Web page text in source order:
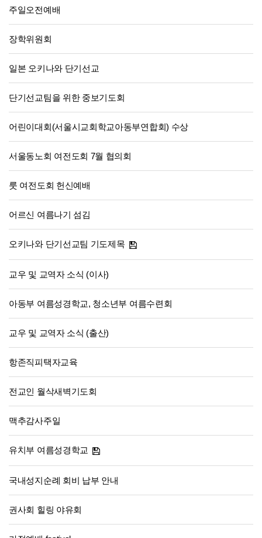
주일오전예배
장학위원회
일본 오키나와 단기선교
단기선교팀을 위한 중보기도회
어린이대회(서울시교회학교아동부연합회) 수상
서울동노회 여전도회 7월 협의회
룻 여전도회 헌신예배
어르신 여름나기 섬김
오키나와 단기선교팀 기도제목
교우 및 교역자 소식 (이사)
아동부 여름성경학교, 청소년부 여름수련회
교우 및 교역자 소식 (출산)
항존직피택자교육
전교인 월삭새벽기도회
맥추감사주일
유치부 여름성경학교
국내성지순례 회비 납부 안내
권사회 힐링 야유회